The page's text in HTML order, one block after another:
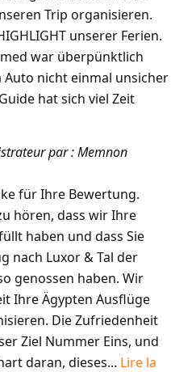
Trip organisieren.
unserer Ferien.
war überpünktlich
nicht einmal unsicher
hat sich viel Zeit
par : Memnon
für Ihre Bewertung.
hören, dass wir Ihre
haben und dass Sie
nach Luxor & Tal der
genossen haben. Wir
Ihre Ägypten Ausflüge
Die Zufriedenheit
Ziel Nummer Eins, und
daran, dieses... Lire la